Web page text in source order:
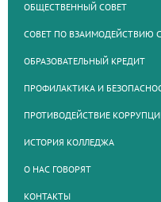
ОБЩЕСТВЕННЫЙ СОВЕТ
СОВЕТ ПО ВЗАИМОДЕЙСТВИЮ
ОБРАЗОВАТЕЛЬНЫЙ КРЕДИТ
ПРОФИЛАКТИКА И
ПРОТИВОДЕЙСТВИЕ
ИСТОРИЯ КОЛЛЕДЖА
О НАС ГОВОРЯТ
КОНТАКТЫ